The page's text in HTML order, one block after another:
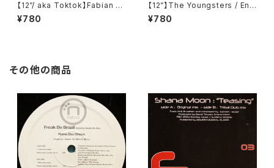
【12”/ aka Toktok】Fabian Fe
yerabendt / Moabit Rules
(V-Records) (V011)
¥780
【12”】The Youngsters / End
(F Communications) (F 13
5)
¥780
その他の商品